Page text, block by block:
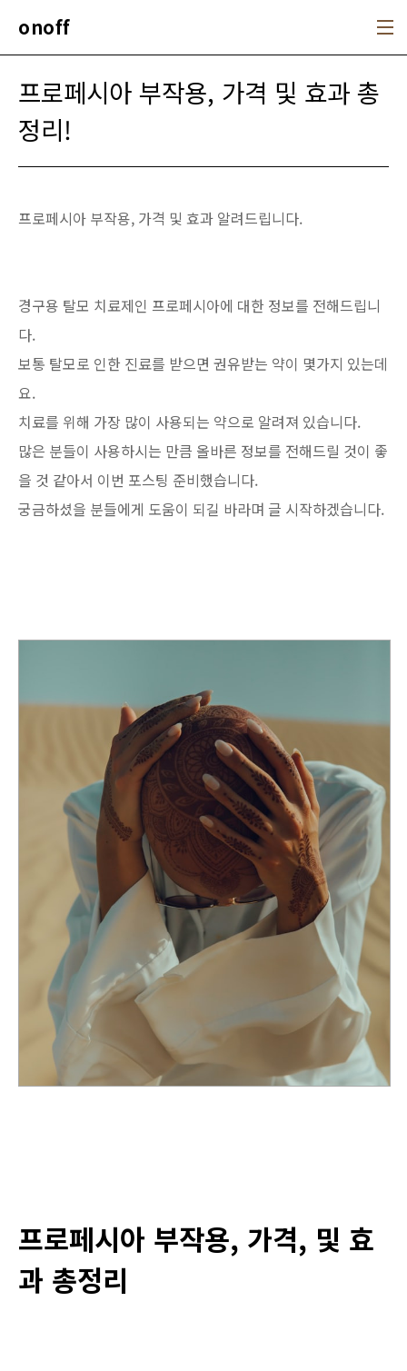
onoff
프로페시아 부작용, 가격 및 효과 총
정리!
프로페시아 부작용, 가격 및 효과 알려드립니다.
경구용 탈모 치료제인 프로페시아에 대한 정보를 전해드립니
다.
보통 탈모로 인한 진료를 받으면 권유받는 약이 몇가지 있는데
요.
치료를 위해 가장 많이 사용되는 약으로 알려져 있습니다.
많은 분들이 사용하시는 만큼 올바른 정보를 전해드릴 것이 좋
을 것 같아서 이번 포스팅 준비했습니다.
궁금하셨을 분들에게 도움이 되길 바라며 글 시작하겠습니다.
프로페시아 부작용, 가격, 및 효
과 총정리